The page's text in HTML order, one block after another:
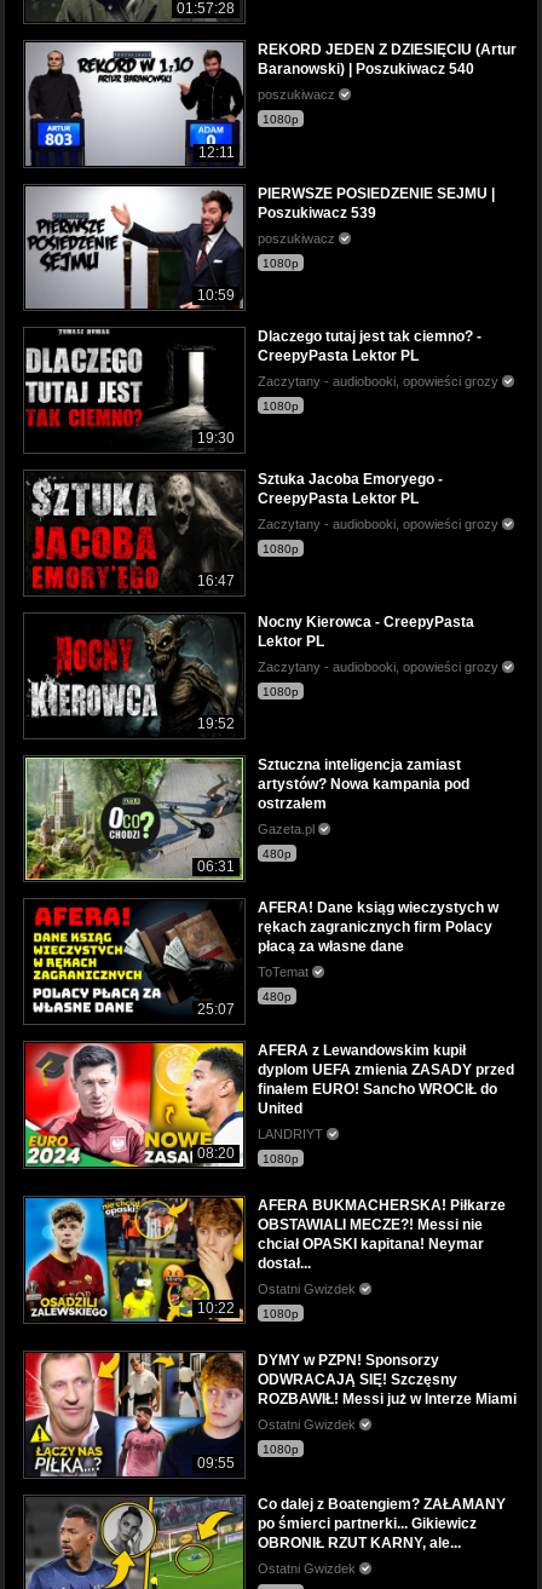
01:57:28
12:11
REKORD JEDEN Z DZIESIĘCIU (Artur
Baranowski) | Poszukiwacz 540
poszukiwacz
1080p
10:59
PIERWSZE POSIEDZENIE SEJMU |
Poszukiwacz 539
poszukiwacz
1080p
19:30
Dlaczego tutaj jest tak ciemno? -
CreepyPasta Lektor PL
Zaczytany - audiobooki, opowieści grozy
1080p
16:47
Sztuka Jacoba Emoryego -
CreepyPasta Lektor PL
Zaczytany - audiobooki, opowieści grozy
1080p
19:52
Nocny Kierowca - CreepyPasta
Lektor PL
Zaczytany - audiobooki, opowieści grozy
1080p
06:31
Sztuczna inteligencja zamiast
artystów? Nowa kampania pod
ostrzałem
Gazeta.pl
480p
25:07
AFERA! Dane ksiąg wieczystych w
rękach zagranicznych firm Polacy
płacą za własne dane
ToTemat
480p
08:20
AFERA z Lewandowskim kupił
dyplom UEFA zmienia ZASADY przed
finałem EURO! Sancho WROCIŁ do
United
LANDRIYT
1080p
10:22
AFERA BUKMACHERSKA! Piłkarze
OBSTAWIALI MECZE?! Messi nie
chciał OPASKI kapitana! Neymar
dostał...
Ostatni Gwizdek
1080p
09:55
DYMY w PZPN! Sponsorzy
ODWRACAJĄ SIĘ! Szczęsny
ROZBAWIŁ! Messi już w Interze Miami
Ostatni Gwizdek
1080p
Co dalej z Boatengiem? ZAŁAMANY
po śmierci partnerki... Gikiewicz
OBRONIŁ RZUT KARNY, ale...
Ostatni Gwizdek